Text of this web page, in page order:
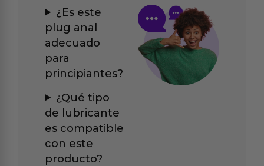
¿Es este
plug anal
adecuado
para
principiantes?
¿Qué tipo
de lubricante
es compatible
con este
producto?